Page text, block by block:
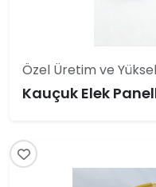
Özel Üretim ve
Kauçuk Elek